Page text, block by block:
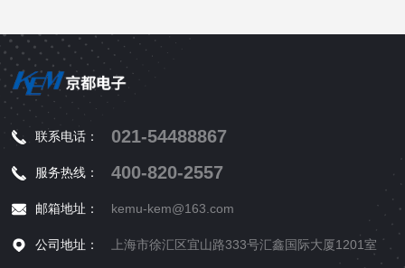
联系电话： 021-54488867
服务热线： 400-820-2557
邮箱地址： kemu-kem@163.com
公司地址： 上海市徐汇区宜山路333号汇鑫国际大厦1201室